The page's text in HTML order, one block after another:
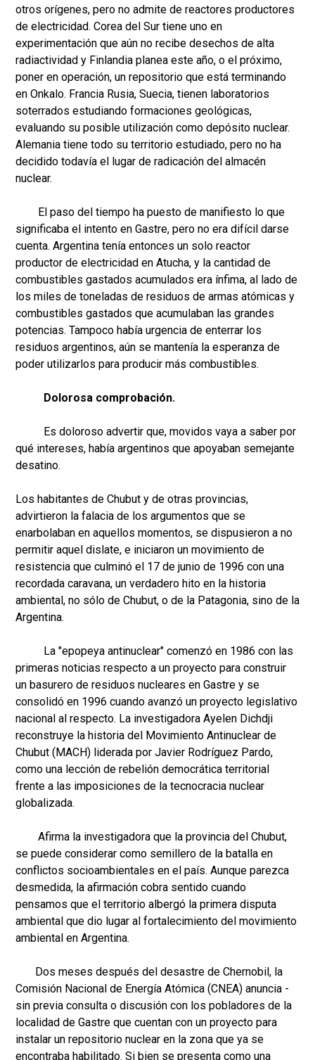
otros orígenes, pero no admite de reactores productores
de electricidad. Corea del Sur tiene uno en
experimentación que aún no recibe desechos de alta
radiactividad y Finlandia planea este año, o el próximo,
poner en operación, un repositorio que está terminando
en Onkalo. Francia Rusia, Suecia, tienen laboratorios
soterrados estudiando formaciones geológicas,
evaluando su posible utilización como depósito nuclear.
Alemania tiene todo su territorio estudiado, pero no ha
decidido todavía el lugar de radicación del almacén
nuclear.
El paso del tiempo ha puesto de manifiesto lo que
significaba el intento en Gastre, pero no era difícil darse
cuenta. Argentina tenía entonces un solo reactor
productor de electricidad en Atucha, y la cantidad de
combustibles gastados acumulados era ínfima, al lado de
los miles de toneladas de residuos de armas atómicas y
combustibles gastados que acumulaban las grandes
potencias. Tampoco había urgencia de enterrar los
residuos argentinos, aún se mantenía la esperanza de
poder utilizarlos para producir más combustibles.
Dolorosa comprobación.
Es doloroso advertir que, movidos vaya a saber por
qué intereses, había argentinos que apoyaban semejante
desatino.
Los habitantes de Chubut y de otras provincias,
advirtieron la falacia de los argumentos que se
enarbolaban en aquellos momentos, se dispusieron a no
permitir aquel dislate, e iniciaron un movimiento de
resistencia que culminó el 17 de junio de 1996 con una
recordada caravana, un verdadero hito en la historia
ambiental, no sólo de Chubut, o de la Patagonia, sino de la
Argentina.
La "epopeya antinuclear" comenzó en 1986 con las
primeras noticias respecto a un proyecto para construir
un basurero de residuos nucleares en Gastre y se
consolidó en 1996 cuando avanzó un proyecto legislativo
nacional al respecto. La investigadora Ayelen Dichdji
reconstruye la historia del Movimiento Antinuclear de
Chubut (MACH) liderada por Javier Rodríguez Pardo,
como una lección de rebelión democrática territorial
frente a las imposiciones de la tecnocracia nuclear
globalizada.
Afirma la investigadora que la provincia del Chubut,
se puede considerar como semillero de la batalla en
conflictos socioambientales en el país. Aunque parezca
desmedida, la afirmación cobra sentido cuando
pensamos que el territorio albergó la primera disputa
ambiental que dio lugar al fortalecimiento del movimiento
ambiental en Argentina.
Dos meses después del desastre de Chernobil, la
Comisión Nacional de Energía Atómica (CNEA) anuncia -
sin previa consulta o discusión con los pobladores de la
localidad de Gastre que cuentan con un proyecto para
instalar un repositorio nuclear en la zona que ya se
encontraba habilitado. Si bien se presenta como una